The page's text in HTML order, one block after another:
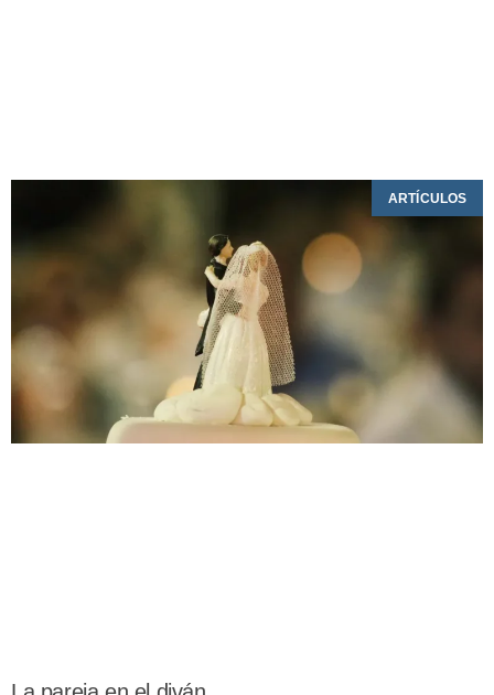
ARTÍCULOS